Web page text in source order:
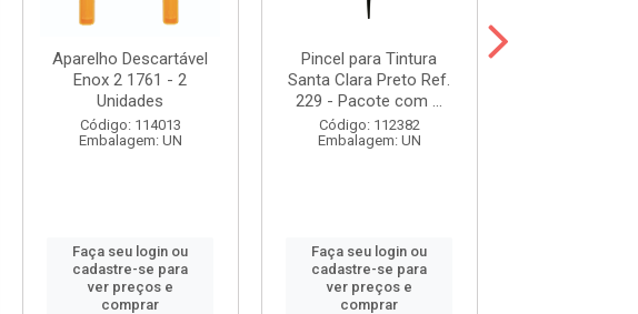
Aparelho Descartável
Enox 2 1761 - 2
Unidades
Código: 114013
Embalagem: UN
Faça seu login ou
cadastre-se para
ver preços e
comprar
Pincel para Tintura
Santa Clara Preto Ref.
229 - Pacote com ...
Código: 112382
Embalagem: UN
Faça seu login ou
cadastre-se para
ver preços e
comprar